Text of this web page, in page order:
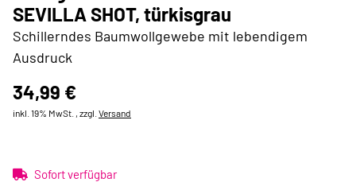
SEVILLA SHOT, türkisgrau
Schillerndes Baumwollgewebe mit lebendigem
Ausdruck
34,99 €
inkl. 19% MwSt. , zzgl. Versand
Sofort verfügbar